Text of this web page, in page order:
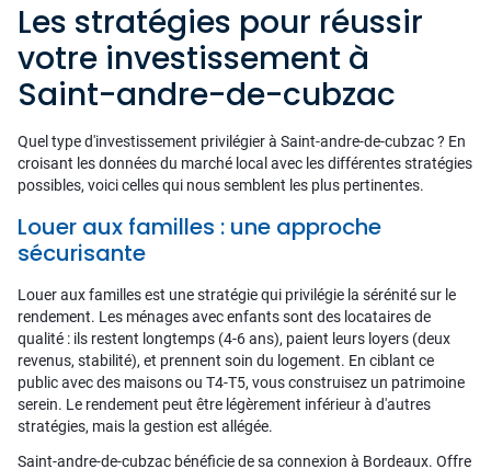
Les stratégies pour réussir
votre investissement à
Saint-andre-de-cubzac
Quel type d'investissement privilégier à Saint-andre-de-cubzac ? En
croisant les données du marché local avec les différentes stratégies
possibles, voici celles qui nous semblent les plus pertinentes.
Louer aux familles : une approche
sécurisante
Louer aux familles est une stratégie qui privilégie la sérénité sur le
rendement. Les ménages avec enfants sont des locataires de
qualité : ils restent longtemps (4-6 ans), paient leurs loyers (deux
revenus, stabilité), et prennent soin du logement. En ciblant ce
public avec des maisons ou T4-T5, vous construisez un patrimoine
serein. Le rendement peut être légèrement inférieur à d'autres
stratégies, mais la gestion est allégée.
Saint-andre-de-cubzac bénéficie de sa connexion à Bordeaux. Offre